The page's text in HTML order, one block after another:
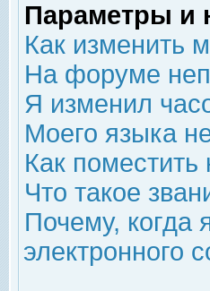
Параметры и
Как изменить
На форуме
Я изменил
Моего языка
Как
Что такое
Почему, когда
электронного